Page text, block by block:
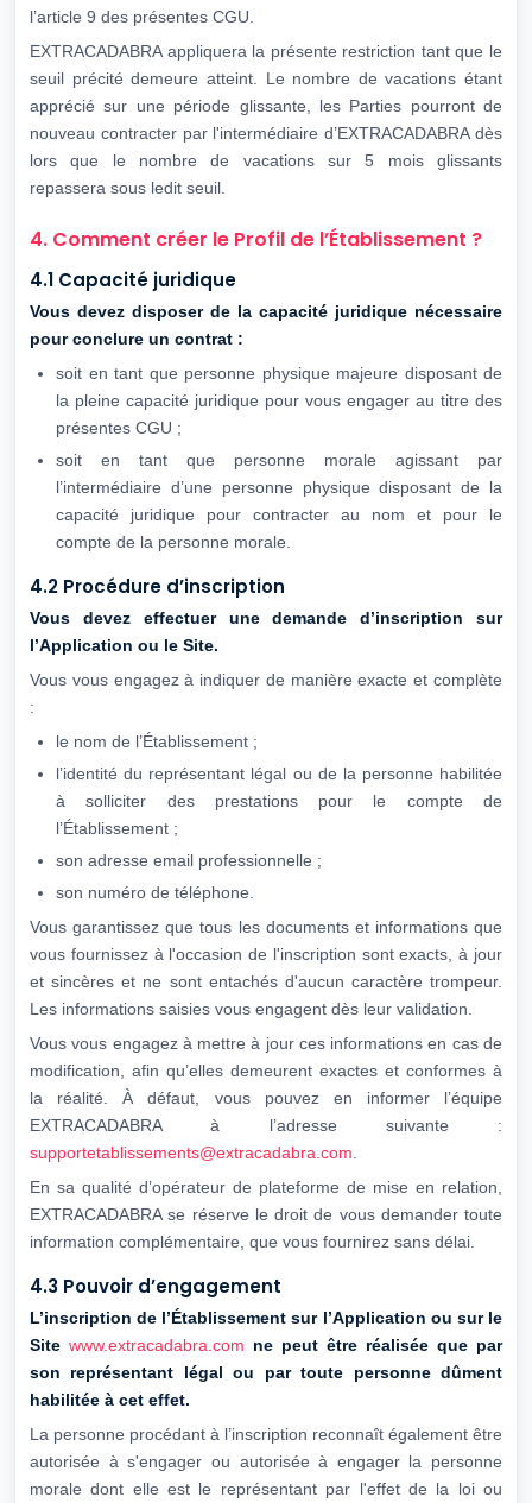
l’article 9 des présentes CGU.
EXTRACADABRA appliquera la présente restriction tant que le
seuil précité demeure atteint. Le nombre de vacations étant
apprécié sur une période glissante, les Parties pourront de
nouveau contracter par l'intermédiaire d’EXTRACADABRA dès
lors que le nombre de vacations sur 5 mois glissants
repassera sous ledit seuil.
4. Comment créer le Profil de l’Établissement ?
4.1 Capacité juridique
Vous devez disposer de la capacité juridique nécessaire
pour conclure un contrat :
soit en tant que personne physique majeure disposant de
la pleine capacité juridique pour vous engager au titre des
présentes CGU ;
soit en tant que personne morale agissant par
l’intermédiaire d’une personne physique disposant de la
capacité juridique pour contracter au nom et pour le
compte de la personne morale.
4.2 Procédure d’inscription
Vous devez effectuer une demande d’inscription sur
l’Application ou le Site.
Vous vous engagez à indiquer de manière exacte et complète
:
le nom de l’Établissement ;
l’identité du représentant légal ou de la personne habilitée
à solliciter des prestations pour le compte de
l’Établissement ;
son adresse email professionnelle ;
son numéro de téléphone.
Vous garantissez que tous les documents et informations que
vous fournissez à l'occasion de l'inscription sont exacts, à jour
et sincères et ne sont entachés d'aucun caractère trompeur.
Les informations saisies vous engagent dès leur validation.
Vous vous engagez à mettre à jour ces informations en cas de
modification, afin qu’elles demeurent exactes et conformes à
la réalité. À défaut, vous pouvez en informer l’équipe
EXTRACADABRA à l’adresse suivante :
supportetablissements@extracadabra.com
En sa qualité d’opérateur de plateforme de mise en relation,
EXTRACADABRA se réserve le droit de vous demander toute
information complémentaire, que vous fournirez sans délai.
4.3 Pouvoir d’engagement
L’inscription de l’Établissement sur l’Application ou sur le
Site www.extracadabra.com ne peut être réalisée que par
son représentant légal ou par toute personne dûment
habilitée à cet effet.
La personne procédant à l’inscription reconnaît également être
autorisée à s'engager ou autorisée à engager la personne
morale dont elle est le représentant par l'effet de la loi ou